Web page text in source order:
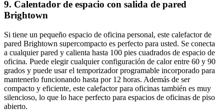
9. Calentador de espacio con salida de pared
Brightown
Si tiene un pequeño espacio de oficina personal, este calefactor de
pared Brightown supercompacto es perfecto para usted. Se conecta
a cualquier pared y calienta hasta 100 pies cuadrados de espacio de
oficina. Puede elegir cualquier configuración de calor entre 60 y 90
grados y puede usar el temporizador programable incorporado para
mantenerlo funcionando hasta por 12 horas. Además de ser
compacto y eficiente, este calefactor para oficinas también es muy
silencioso, lo que lo hace perfecto para espacios de oficinas de piso
abierto.